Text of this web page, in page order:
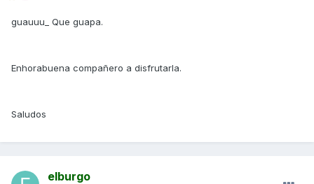
guauuu_ Que guapa.
Enhorabuena compañero a disfrutarla.
Saludos
elburgo